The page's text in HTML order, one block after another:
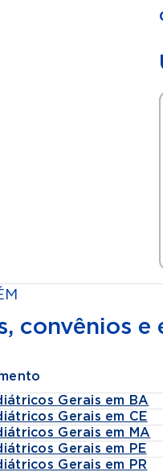
convênios e
Gerais em BA
Gerais em CE
Gerais em MA
Gerais em PE
Gerais em PR